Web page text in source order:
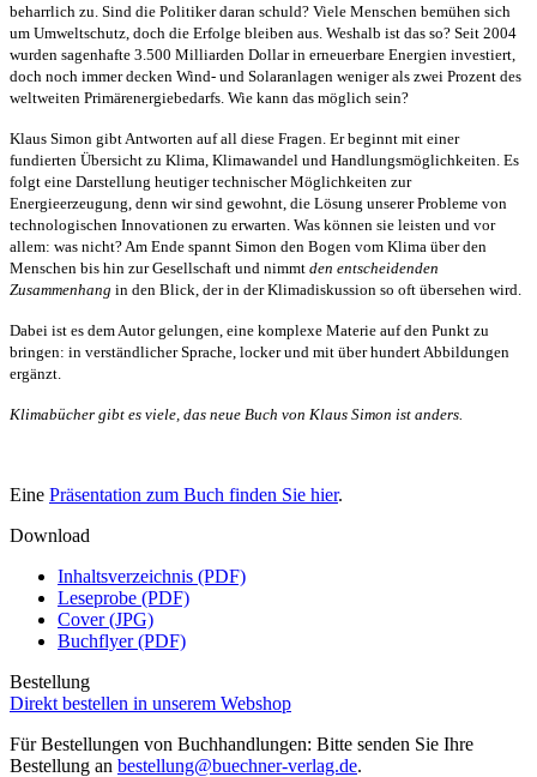
beharrlich zu. Sind die Politiker daran schuld? Viele Menschen bemühen sich
um Umweltschutz, doch die Erfolge bleiben aus. Weshalb ist das so? Seit 2004
wurden sagenhafte 3.500 Milliarden Dollar in erneuerbare Energien investiert,
doch noch immer decken Wind- und Solaranlagen weniger als zwei Prozent des
weltweiten Primärenergiebedarfs. Wie kann das möglich sein?
Klaus Simon gibt Antworten auf all diese Fragen. Er beginnt mit einer
fundierten Übersicht zu Klima, Klimawandel und Handlungsmöglichkeiten. Es
folgt eine Darstellung heutiger technischer Möglichkeiten zur
Energieerzeugung, denn wir sind gewohnt, die Lösung unserer Probleme von
technologischen Innovationen zu erwarten. Was können sie leisten und vor
allem: was nicht? Am Ende spannt Simon den Bogen vom Klima über den
Menschen bis hin zur Gesellschaft und nimmt den entscheidenden
Zusammenhang in den Blick, der in der Klimadiskussion so oft übersehen wird.
Dabei ist es dem Autor gelungen, eine komplexe Materie auf den Punkt zu
bringen: in verständlicher Sprache, locker und mit über hundert Abbildungen
ergänzt.
Klimabücher gibt es viele, das neue Buch von Klaus Simon ist anders.
Eine Präsentation zum Buch finden Sie hier.
Download
Inhaltsverzeichnis (PDF)
Leseprobe (PDF)
Cover (JPG)
Buchflyer (PDF)
Bestellung
Direkt bestellen in unserem Webshop
Für Bestellungen von Buchhandlungen: Bitte senden Sie Ihre
Bestellung an bestellung@buechner-verlag.de.